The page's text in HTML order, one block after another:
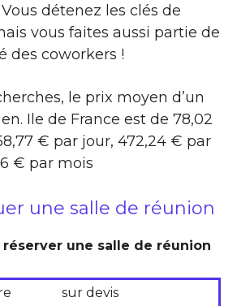
détenez les clés de
vous faites aussi partie de
des coworkers !
le prix moyen d’un
Ile de France est de 78,02
€ par jour, 472,24 € par
€ par mois
une salle de réunion
réserver une salle de réunion
sur devis